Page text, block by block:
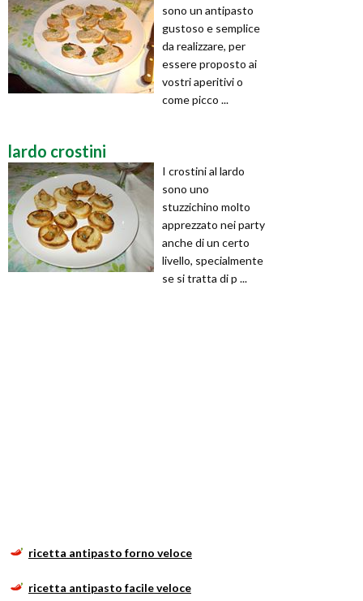
sono un antipasto
gustoso e semplice
da realizzare, per
essere proposto ai
vostri aperitivi o
come picco ...
lardo crostini
I crostini al lardo
sono uno
stuzzichino molto
apprezzato nei party
anche di un certo
livello, specialmente
se si tratta di p ...
ricetta antipasto forno veloce
ricetta antipasto facile veloce